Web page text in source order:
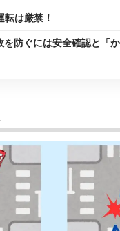
転は厳禁！
を防ぐには安全確認と「か